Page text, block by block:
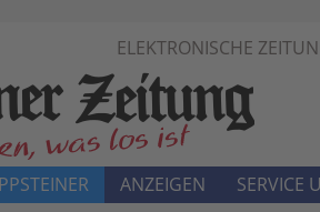
ELEKTRONISCHE
ANZEIGEN SERVICE